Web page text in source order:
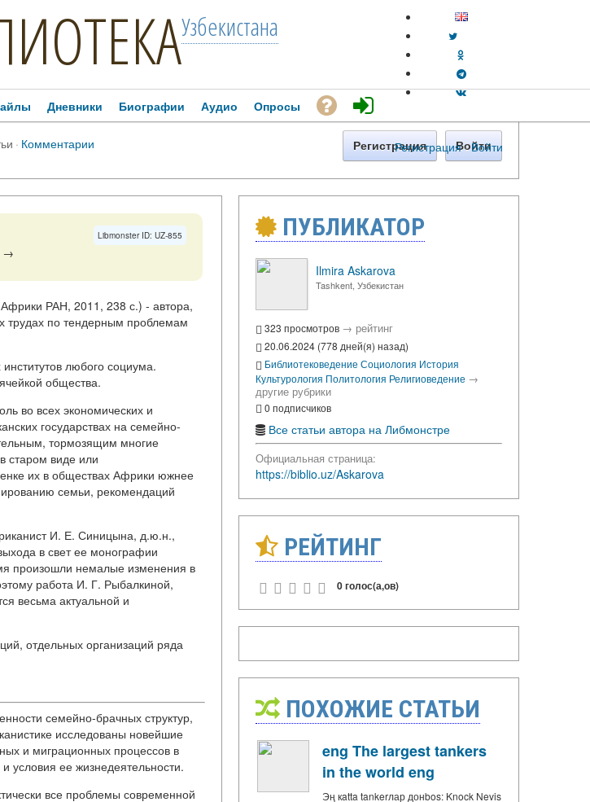
Узбекистана
Регистрация · Войти
Дневники Биографии Аудио Опросы
· Комментарии Регистрация Войти
Libmonster ID: UZ-855
→
РАН, 2011, 238 с.) - автора,
трудах по тендерным проблемам
любого социума.
общества.
во всех экономических и
государствах на семейно-
тормозящим многие
старом виде или
их в обществах Африки южнее
семьи, рекомендаций
И. Е. Синицына, д.ю.н.,
в свет ее монографии
произошли немалые изменения в
работа И. Г. Рыбалкиной,
весьма актуальной и
отдельных организаций ряда
семейно-брачных структур,
исследованы новейшие
и миграционных процессов в
условия ее жизнедеятельности.
все проблемы современной
ПУБЛИКАТОР
Ilmira Askarova
Tashkent, Узбекистан
323 просмотров → рейтинг
20.06.2024 (778 дней(я) назад)
Библиотековедение Социология История
Культурология Политология Религиоведение →
другие рубрики
0 подписчиков
Все статьи автора на Либмонстре
Официальная страница:
https://biblio.uz/Askarova
РЕЙТИНГ
0 голос(а,ов)
ПОХОЖИЕ СТАТЬИ
eng The largest tankers
in the world eng
Эң кatta tankerлар донbos: Knock Nevis